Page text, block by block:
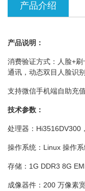
产品介绍
产品说明：
消费验证方式：人脸+
通讯，动态双目人脸识别
支持微信手机端自助充
技术参数：
处理器：Hi3516DV300，
操作系统：Linux 操作
存储：1G DDR3 8G
成像器件：200 万像素